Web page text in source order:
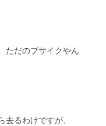
ただのブサイクやん
去るわけですが、